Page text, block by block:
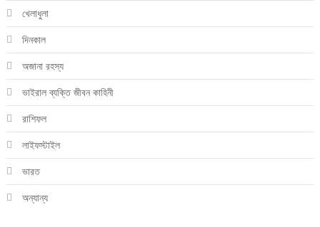
খেলাধুলা
দিনকাল
অজানা রহস্য
ভাইরাল ব্যক্তি জীবন কাহিনী
রাশিফল
লাইফস্টাইল
ভারত
অন্যান্য